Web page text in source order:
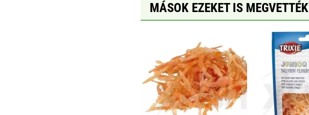
MÁSOK EZEKET IS MEGVETTÉK